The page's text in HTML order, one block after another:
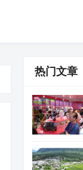
热门文章